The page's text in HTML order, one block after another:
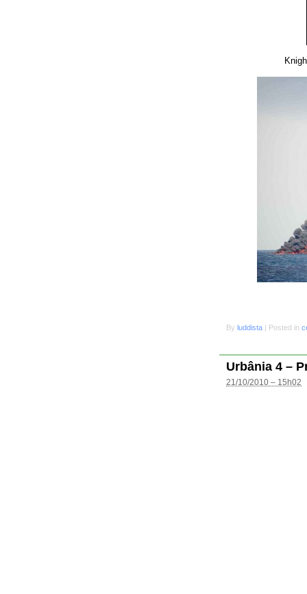
By luddista | Posted in
Urbânia 4 –
21/10/2010 – 15h02